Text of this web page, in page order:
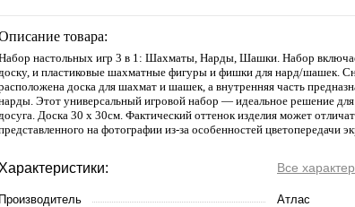
товара:
настольных игр 3 в 1: Шахматы, Нарды, Шашки. Набор
и пластиковые шахматные фигуры и фишки для нард/шашек.
доска для шахмат и шашек, а внутренняя часть
Этот универсальный игровой набор — идеальное решение для
Доска 30 х 30см. Фактический оттенок изделия может
на фотографии из-за особенностей цветопередачи
Характеристики: Все
Производитель
Атлас